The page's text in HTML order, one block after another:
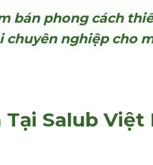
bán phong cách
nghiệp cho
Salub Việt